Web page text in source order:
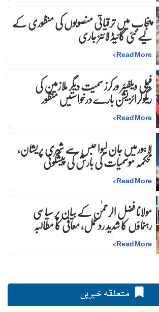
پنجاب میں ترقیاتی منصوبوں کی منظوری کے
لیے نئی گائیڈ لائنز جاری
Read More
>
فیملی ویلفیئر ورکرز سمیت دیگر ملازمین کی
ریگولرائزیشن بارے درخواستیں منظور
Read More
>
لاہورمیں جان لیوا حبس سے شہری پریشان،
محکمہ موسمیات کی بارش کی پیشگوئی
Read More
>
مولانا فضل الرحمٰن کے بیان پر سیاسی
رہنماؤں کا شدید ردعمل، معافی کا مطالبہ
Read More
>
متعلقہ خبریں